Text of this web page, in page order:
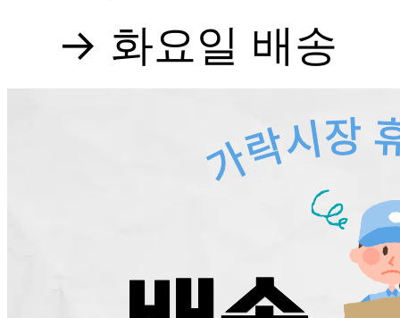
→ 화요일 배송